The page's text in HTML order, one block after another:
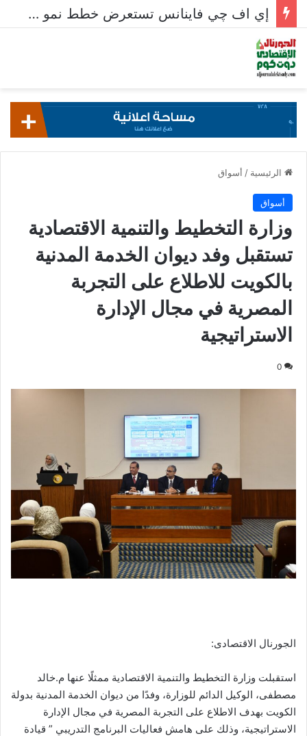
إي اف چي فاينانس تستعرض خطط نمو «بلد» لتعزيز حضورها في سوق تحويلات المصريين بالخارج
الرئيسية / أسواق
أسواق
وزارة التخطيط والتنمية الاقتصادية
تستقبل وفد ديوان الخدمة المدنية
بالكويت للاطلاع على التجربة
المصرية في مجال الإدارة
الاستراتيجية
0
الجورنال الاقتصادى:
استقبلت وزارة التخطيط والتنمية الاقتصادية ممثلًا عنها م.خالد
مصطفى، الوكيل الدائم للوزارة، وفدًا من ديوان الخدمة المدنية بدولة
الكويت بهدف الاطلاع على التجربة المصرية في مجال الإدارة
الاستراتيجية، وذلك على هامش فعاليات البرنامج التدريبي ” قيادة